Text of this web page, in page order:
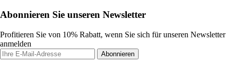
Abonnieren Sie unseren Newsletter
Profitieren Sie von 10% Rabatt, wenn Sie sich für unseren Newsletter
anmelden
Abonnieren